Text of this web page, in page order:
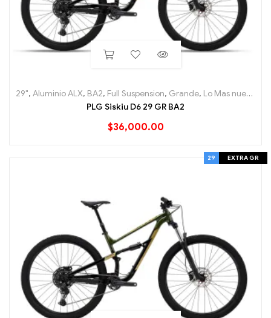
29", Aluminio ALX, BA2, Full Suspension, Grande, Lo Mas nuevo
PLG Siskiu D6 29 GR BA2
$36,000.00
29 EXTRA GR